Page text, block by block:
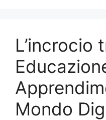
L’incrocio
Mondo